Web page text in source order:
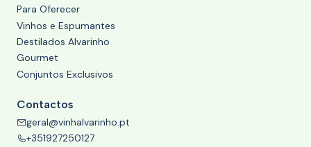
Para Oferecer
Vinhos e Espumantes
Destilados Alvarinho
Gourmet
Conjuntos Exclusivos
Contactos
geral@vinhalvarinho.pt
+351927250127